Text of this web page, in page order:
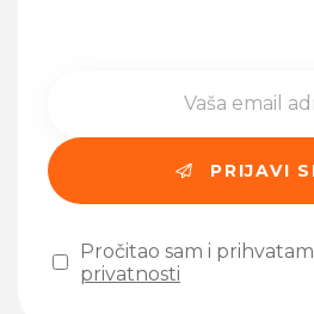
Pročitao sam i prihvatam
privatnosti